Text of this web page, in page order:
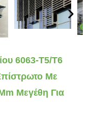
6063-T5/T6
Με
Μεγέθη Για